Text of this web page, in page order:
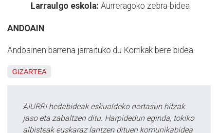
Larraulgo eskola: Aurreragoko zebra-bidea
ANDOAIN
Andoainen barrena jarraituko du Korrikak bere bidea.
GIZARTEA
AIURRI hedabideak eskualdeko nortasun hitzak
jaso eta zabaltzen ditu. Harpidedun eginda, tokiko
albisteak euskaraz lantzen dituen komunikabidea